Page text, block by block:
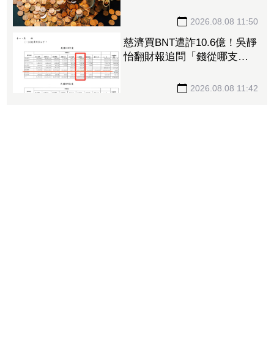
2026.08.08 11:50
慈濟買BNT遭詐10.6億！吳靜
怡翻財報追問「錢從哪支
2026.08.08 11:42